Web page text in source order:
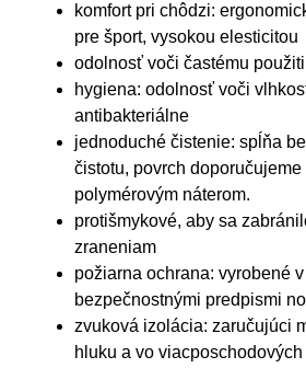
komfort pri chôdzi:
pre šport, vysokou elesticitou
odolnosť voči častému
hygiena: odolnosť voči
antibakteriálne
jednoduché čistenie: spĺňa
čistotu, povrch
polymérovým náterom.
protišmykové, aby sa
zraneniam
požiarna ochrana: vyrobené
bezpečnostnými predpismi
zvuková izolácia: zaručujúci
hluku a vo